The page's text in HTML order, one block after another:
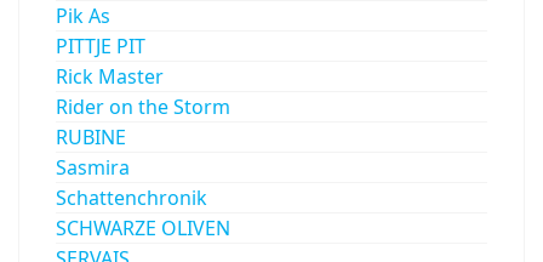
Pik As
PITTJE PIT
Rick Master
Rider on the Storm
RUBINE
Sasmira
Schattenchronik
SCHWARZE OLIVEN